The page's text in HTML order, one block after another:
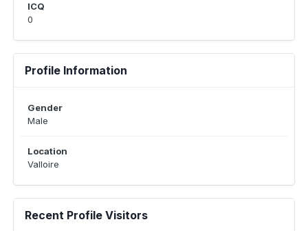
ICQ
0
Profile Information
Gender
Male
Location
Valloire
Recent Profile Visitors